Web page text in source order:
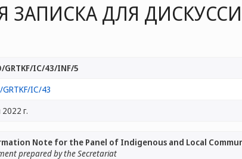
ДЛЯ
GRTKF/IC/43/INF/5
GRTKF/IC/43
г.
Note for the Panel of Indigenous and Local
prepared by the Secretariat